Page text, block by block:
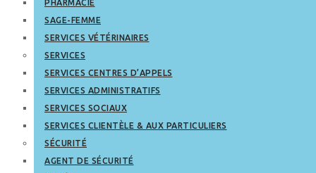
PHARMACIE
SAGE-FEMME
SERVICES VÉTÉRINAIRES
SERVICES
SERVICES CENTRES D’APPELS
SERVICES ADMINISTRATIFS
SERVICES SOCIAUX
SERVICES CLIENTÈLE & AUX PARTICULIERS
SÉCURITÉ
AGENT DE SÉCURITÉ